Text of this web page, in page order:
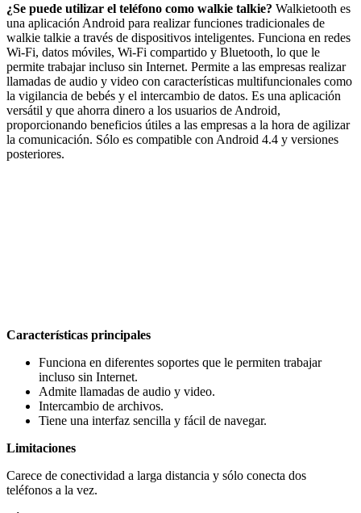
¿Se puede utilizar el teléfono como walkie talkie? Walkietooth es
una aplicación Android para realizar funciones tradicionales de
walkie talkie a través de dispositivos inteligentes. Funciona en redes
Wi-Fi, datos móviles, Wi-Fi compartido y Bluetooth, lo que le
permite trabajar incluso sin Internet. Permite a las empresas realizar
llamadas de audio y video con características multifuncionales como
la vigilancia de bebés y el intercambio de datos. Es una aplicación
versátil y que ahorra dinero a los usuarios de Android,
proporcionando beneficios útiles a las empresas a la hora de agilizar
la comunicación. Sólo es compatible con Android 4.4 y versiones
posteriores.
Características principales
Funciona en diferentes soportes que le permiten trabajar
incluso sin Internet.
Admite llamadas de audio y video.
Intercambio de archivos.
Tiene una interfaz sencilla y fácil de navegar.
Limitaciones
Carece de conectividad a larga distancia y sólo conecta dos
teléfonos a la vez.